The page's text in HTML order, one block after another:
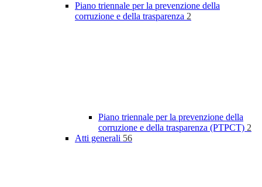
Piano triennale per la prevenzione della
corruzione e della trasparenza 2
Piano triennale per la prevenzione della
corruzione e della trasparenza (PTPCT) 2
Atti generali 56